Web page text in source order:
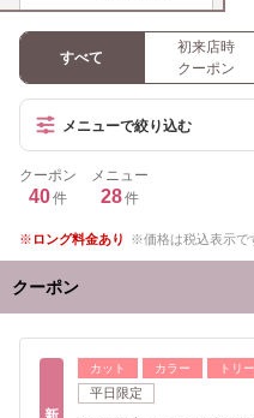
すべて
初来店時
クーポン
メニューで絞り込む
クーポン
40件
メニュー
28件
ロング料金あり 価格は税込表示で
クーポン
カット カラー トリ
平日限定